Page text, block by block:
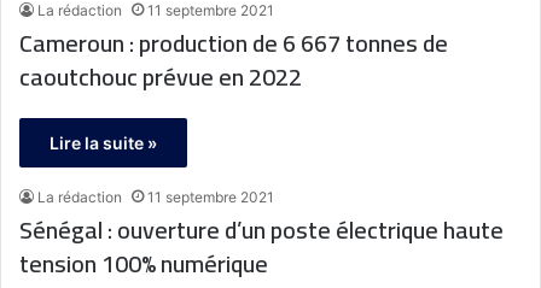
La rédaction 11 septembre 2021
Cameroun : production de 6 667 tonnes de
caoutchouc prévue en 2022
Lire la suite »
La rédaction 11 septembre 2021
Sénégal : ouverture d’un poste électrique haute
tension 100% numérique